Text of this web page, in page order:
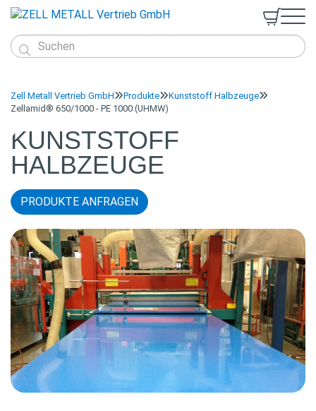

Kunststoff Halbzeuge
Spritzgussteile
Metalle
Webshop
Platten
Hohlstäbe
Service
Qualitätsmanagement
Nachhaltigkeit
Normen
Downloads
Q&A
Materialauswahl
Support-Anfrage

Anmelden

Zell Metall Vertrieb GmbHProdukteKunststoff Halbzeuge
Zellamid® 650/1000 - PE 1000 (UHMW)
KUNST­STOFF
HALB­ZEUGE
PRODUKTE ANFRAGEN